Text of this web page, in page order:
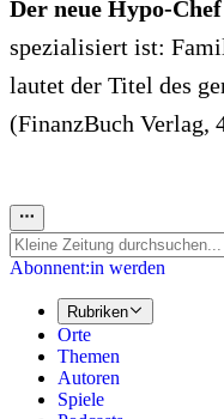
Der neue Hypo-Chef
spezialisiert ist:
lautet der Titel des
(FinanzBuch Verlag,
Abonnent:in werden
Rubriken
Orte
Themen
Autoren
Spiele